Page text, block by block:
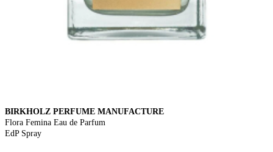
BIRKHOLZ PERFUME MANUFACTURE
Flora Femina Eau de Parfum
EdP Spray